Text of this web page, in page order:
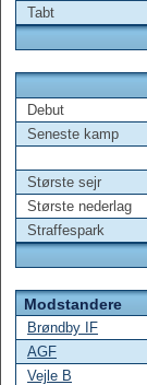
Tabt
Debut
Seneste kamp
Største sejr
Største nederlag
Straffespark
Modstandere
Brøndby IF
AGF
Vejle B